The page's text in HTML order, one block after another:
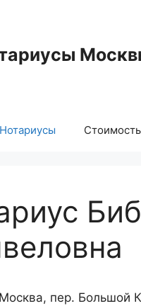
Нотариусы
пер. Большой